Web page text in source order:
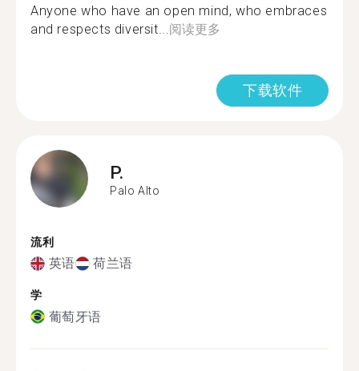
Anyone who have an open mind, who embraces
and respects diversit... 阅读更多
下载软件
P.
Palo Alto
流利
英语 荷兰语
学
葡萄牙语